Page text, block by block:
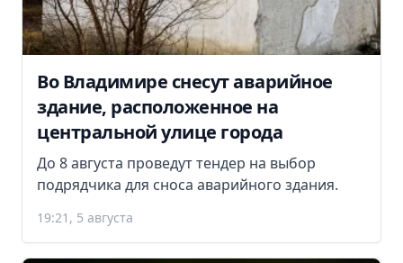
Во Владимире снесут аварийное
здание, расположенное на
центральной улице города
До 8 августа проведут тендер на выбор
подрядчика для сноса аварийного здания.
19:21, 5 августа